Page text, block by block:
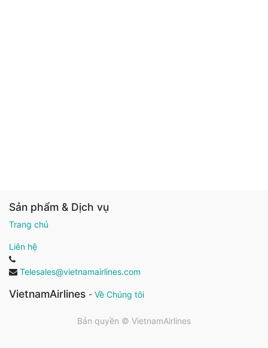
Sản phẩm & Dịch vụ
Trang chủ
Liên hệ
Telesales@vietnamairlines.com
VietnamAirlines - Về Chúng tôi
Bản quyền © VietnamAirlines